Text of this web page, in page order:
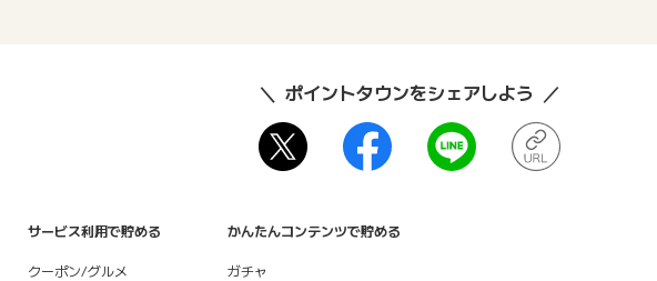
ポイントタウンをシェアしよう
サービス利用で貯める
クーポン/グルメ
かんたんコンテンツで貯める
ガチャ